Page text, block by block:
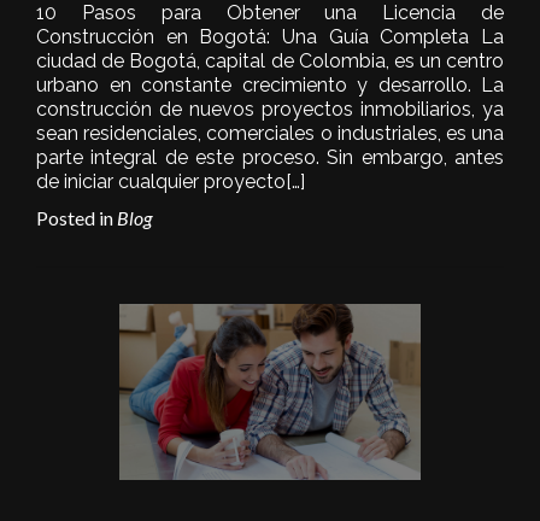
10 Pasos para Obtener una Licencia de
Construcción en Bogotá: Una Guía Completa La
ciudad de Bogotá, capital de Colombia, es un centro
urbano en constante crecimiento y desarrollo. La
construcción de nuevos proyectos inmobiliarios, ya
sean residenciales, comerciales o industriales, es una
parte integral de este proceso. Sin embargo, antes
de iniciar cualquier proyecto[…]
Posted in Blog